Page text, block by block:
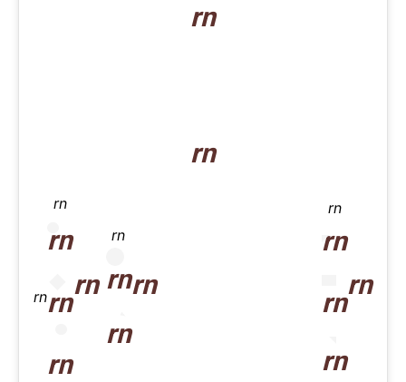
rn
rn
rn
rn
rn
rn
rn
rn
rn
rn
rn
rn
rn
rn
rn
rn
rn